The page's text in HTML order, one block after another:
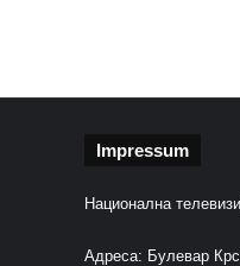
Impressum
Национална
Адреса: Булевар